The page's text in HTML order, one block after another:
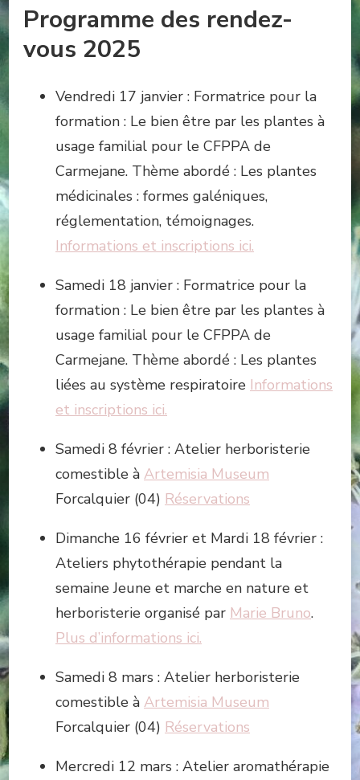
Programme des rendez-
vous 2025
Vendredi 17 janvier : Formatrice pour la
formation : Le bien être par les plantes à
usage familial pour le CFPPA de
Carmejane. Thème abordé : Les plantes
médicinales : formes galéniques,
réglementation, témoignages.
Informations et inscriptions ici.
Samedi 18 janvier : Formatrice pour la
formation : Le bien être par les plantes à
usage familial pour le CFPPA de
Carmejane. Thème abordé : Les plantes
liées au système respiratoire Informations
et inscriptions ici.
Samedi 8 février : Atelier herboristerie
comestible à Artemisia Museum
Forcalquier (04) Réservations
Dimanche 16 février et Mardi 18 février :
Ateliers phytothérapie pendant la
semaine Jeune et marche en nature et
herboristerie organisé par Marie Bruno.
Plus d’informations ici.
Samedi 8 mars : Atelier herboristerie
comestible à Artemisia Museum
Forcalquier (04) Réservations
Mercredi 12 mars : Atelier aromathérapie